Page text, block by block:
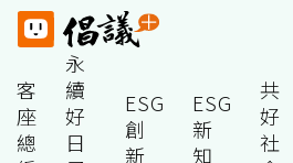
客
座
總
永
續
好
日
ESG
創
新
ESG
新
知
共
好
社